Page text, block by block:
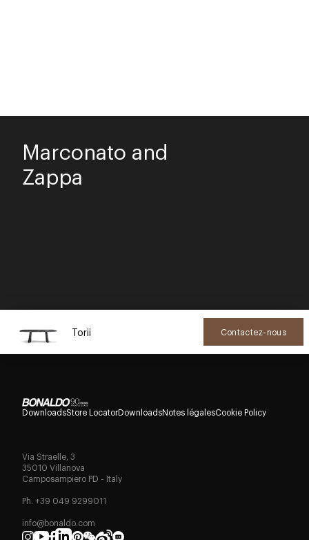
Marconato and
Zappa
Torii Contactez-nous
DownloadsStore LocatorDownloadsNotes légalesCookie Policy
Via Straelle, 3
35010 Villanova
Camposampiero PD - Italy
Ph. +39 049 9299011
info@bonaldo.com